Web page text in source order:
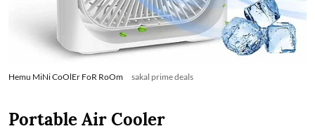
Hemu MiNi CoOlEr FoR RoOm sakal prime deals
Portable Air Cooler